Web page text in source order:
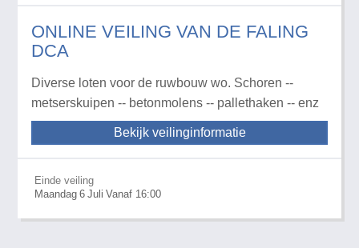
ONLINE VEILING VAN DE FALING
DCA
Diverse loten voor de ruwbouw wo. Schoren --
metserskuipen -- betonmolens -- pallethaken -- enz
Bekijk veilinginformatie
Einde veiling
Maandag 6 Juli Vanaf 16:00